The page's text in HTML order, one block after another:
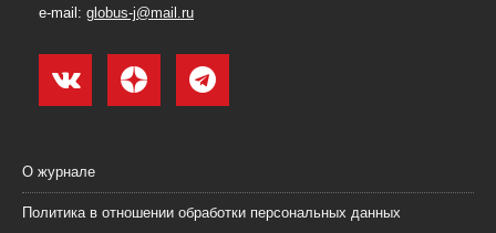
e-mail: globus-j@mail.ru
О журнале
Политика в отношении обработки персональных данных